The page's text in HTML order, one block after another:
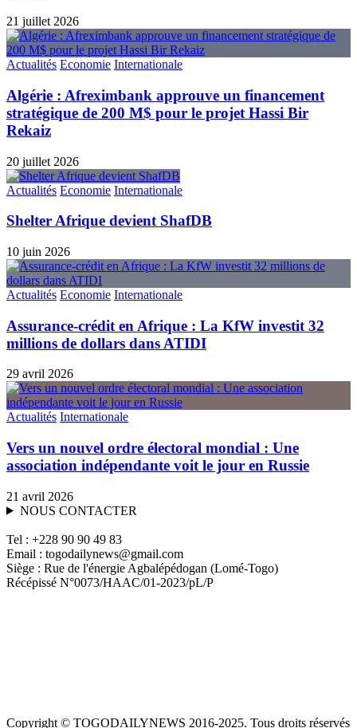
21 juillet 2026
Actualités Economie Internationale
Algérie : Afreximbank approuve un financement
stratégique de 200 M$ pour le projet Hassi Bir
Rekaiz
20 juillet 2026
Actualités Economie Internationale
Shelter Afrique devient ShafDB
10 juin 2026
Actualités Economie Internationale
Assurance-crédit en Afrique : La KfW investit 32
millions de dollars dans ATIDI
29 avril 2026
Actualités Internationale
Vers un nouvel ordre électoral mondial : Une
association indépendante voit le jour en Russie
21 avril 2026
NOUS CONTACTER
Tel : +228 90 90 49 83
Email : togodailynews@gmail.com
Siège : Rue de l'énergie Agbalépédogan (Lomé-Togo)
Récépissé N°0073/HAAC/01-2023/pL/P
Copyright © TOGODAILYNEWS 2016-2025. Tous droits réservés